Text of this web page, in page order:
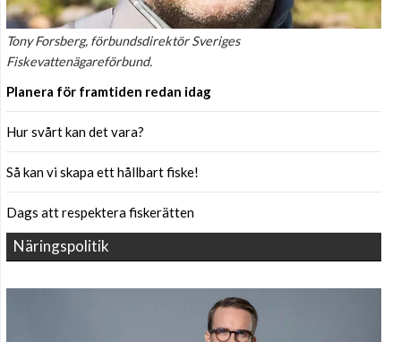
Tony Forsberg, förbundsdirektör Sveriges
Fiskevattenägareförbund.
Planera för framtiden redan idag
Hur svårt kan det vara?
Så kan vi skapa ett hållbart fiske!
Dags att respektera fiskerätten
Näringspolitik